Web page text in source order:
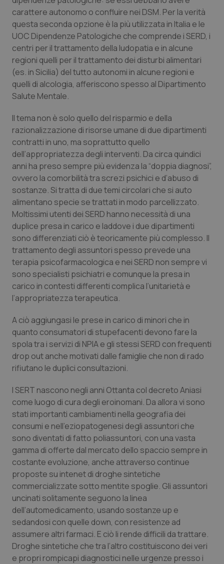
QS Pro
Professionisti Sanitari.AI
Abruzzo
Calabria
Campania
Emilia-Romagna
Friuli Venezia Giulia
Lazio
Liguria
Lombardia
Marche
Molise
Piemonte
Provincia Autonoma di Bolzano
Provincia Autonoma di Trento
Puglia
Sardegna
Sicilia
Toscana
Umbria
QS Pro Gold
Asma & BPCO
Car-T
Colesterolo & coronaropatie
Dermatite Atopica
Diabete & glucometri
Disturbi dell’umore
Dolore
Donna & Salute
Epatiti
HIV
Infezioni & Febbre
Ipertensione & Scompenso
Malattie rare
Malattia di Crohn & Rettocolite Ulcerosa
Neuroscienze & patologie neurodegenerative
Obesità
Oftalmologia
QS Club Newsletter
carattere autonomo o confluire nei DSM. Per la verità
questa seconda opzione è la più utilizzata in Italia e le
UOC Dipendenze Patologiche che comprende i SERD, i
centri per il trattamento della ludopatia e in alcune
regioni quelli per il trattamento dei disturbi alimentari
(es. in Sicilia) del tutto autonomi in alcune regioni e
quelli di alcologia, afferiscono spesso al Dipartimento
Salute Mentale.
Il tema non è solo quello del risparmio e della
razionalizzazione di risorse umane di due dipartimenti
contratti in uno, ma soprattutto quello
dell’appropriatezza degli interventi. Da circa quindici
anni ha preso sempre più evidenza la “doppia diagnosi”,
ovvero la comorbilità tra screzi psichici e d’abuso di
sostanze. Si tratta di due temi circolari che si auto
alimentano specie se trattati in modo parcellizzato.
Moltissimi utenti dei SERD hanno necessità di una
duplice presa in carico e laddove i due dipartimenti
sono differenziati ciò è teoricamente più complesso. Il
trattamento degli assuntori spesso prevede una
terapia psicofarmacologica e nei SERD non sempre vi
sono specialisti psichiatri e comunque la presa in
carico in contesti differenti complica l’unitarietà e
l’appropriatezza terapeutica.
A ciò aggiungasi le prese in carico di minori che in
quanto consumatori di stupefacenti devono fare la
spola tra i servizi di NPIA e gli stessi SERD con frequenti
drop out anche motivati dalle famiglie che non di rado
rifiutano le duplici consultazioni.
I SERT nascono negli anni Ottanta col decreto Aniasi
come luogo di cura degli eroinomani. Da allora vi sono
stati importanti cambiamenti nella geografia dei
consumi e nell’eziopatogenesi degli assuntori che
sono diventati di fatto poliassuntori, con una vasta
gamma di offerte dal mercato dello spaccio sempre in
costante evoluzione, anche attraverso continue
proposte su intenet di droghe sintetiche
commercializzate sotto mentite spoglie. Gli assuntori
uncinati solitamente seguono la linea
dell’automedicamento, usando sostanze up e
sedandosi con quelle down, con resistenze ad
assumere altri farmaci. E ciò li rende difficili da trattare.
Droghe sintetiche che tra l’altro costituiscono dei veri
e propri rompicapi diagnostici nelle urgenze presso i